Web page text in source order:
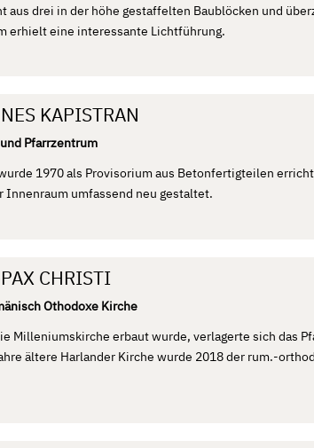
aus drei in der höhe gestaffelten Baublöcken und
erhielt eine interessante Lichtführung.
KAPISTRAN
Pfarrzentrum
1970 als Provisorium aus Betonfertigteilen
Innenraum umfassend neu gestaltet.
CHRISTI
Othodoxe Kirche
Milleniumskirche erbaut wurde, verlagerte sich das
ältere Harlander Kirche wurde 2018 der rum.-